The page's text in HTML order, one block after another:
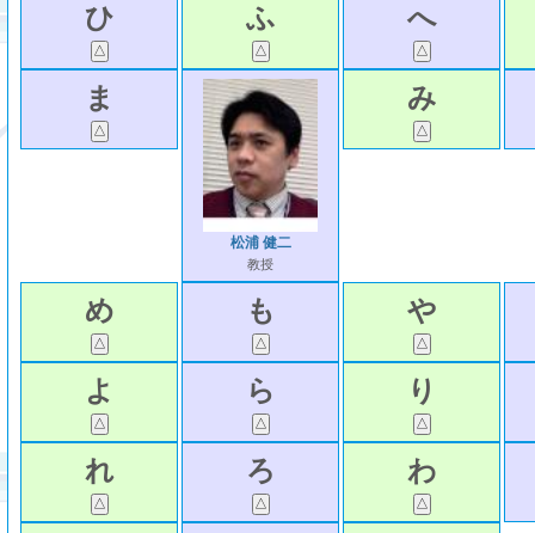
ひ ふ へ
ま
松浦 健二
教授
み
め も や
よ ら り
れ ろ わ